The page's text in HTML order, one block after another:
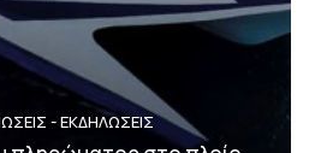
- ΕΚΔΗΛΩΣΕΙΣ